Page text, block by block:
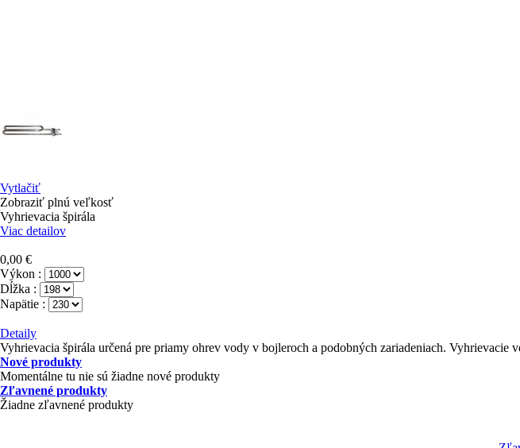
Vytlačiť
Zobraziť plnú veľkosť
Vyhrievacia špirála
Viac detailov
0,00 €
Výkon :
Dĺžka :
Napätie :
Detaily
Vyhrievacia špirála určená pre priamy ohrev vody v bojleroch a podobných zariadeniach.
Nové produkty
Momentálne tu nie sú žiadne nové produkty
Zľavnené produkty
Žiadne zľavnené produkty